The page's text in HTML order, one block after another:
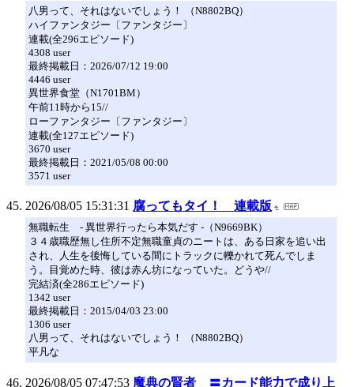
八男って、それはないでしょう！ （N8802BQ）
ハイファンタジー〔ファンタジー〕
連載(全296エピソード)
4308 user
最終掲載日：2026/07/12 19:00
4446 user
異世界食堂（N1701BM）
午前11時から15//
ローファンタジー〔ファンタジー〕
連載(全127エピソード)
3670 user
最終掲載日：2021/05/08 00:00
3571 user
2026/08/05 15:31:31 腐ってもタイ！ 連載版
無職転生 - 異世界行ったら本気だす -（N9669BK）
３４歳職歴無し住所不定無職童貞のニートは、ある日家を追い出
され、人生を後悔している間にトラックに轢かれて死んでしま
う。目覚めた時、彼は赤ん坊になっていた。どうや//
完結済(全286エピソード)
1342 user
最終掲載日：2015/04/03 23:00
1306 user
八男って、それはないでしょう！ （N8802BQ）
平凡な
2026/08/05 07:47:53 魔典の賢者 〓カード能力で成り上